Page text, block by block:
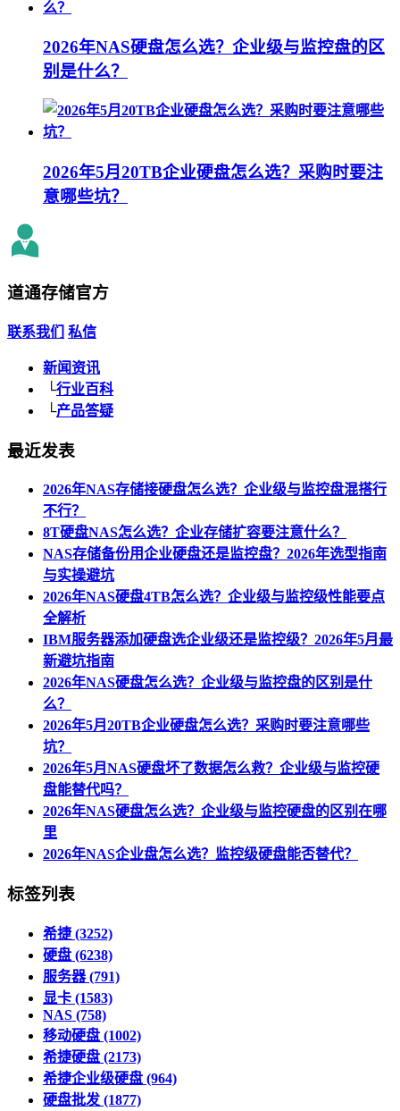
2026年NAS硬盘怎么选？企业级与监控盘的区
别是什么？
2026年5月20TB企业硬盘怎么选？采购时要注
意哪些坑？
道通存储官方
联系我们 私信
新闻资讯
└行业百科
└产品答疑
最近发表
2026年NAS存储接硬盘怎么选？企业级与监控盘混搭行
不行？
8T硬盘NAS怎么选？企业存储扩容要注意什么？
NAS存储备份用企业硬盘还是监控盘？2026年选型指南
与实操避坑
2026年NAS硬盘4TB怎么选？企业级与监控级性能要点
全解析
IBM服务器添加硬盘选企业级还是监控级？2026年5月最
新避坑指南
2026年NAS硬盘怎么选？企业级与监控盘的区别是什
么？
2026年5月20TB企业硬盘怎么选？采购时要注意哪些
坑？
2026年5月NAS硬盘坏了数据怎么救？企业级与监控硬
盘能替代吗？
2026年NAS硬盘怎么选？企业级与监控硬盘的区别在哪
里
2026年NAS企业盘怎么选？监控级硬盘能否替代？
标签列表
希捷(3252)
硬盘 (6238)
服务器(791)
显卡 (1583)
NAS (758)
移动硬盘 (1002)
希捷硬盘 (2173)
希捷企业级硬盘 (964)
硬盘批发 (1877)